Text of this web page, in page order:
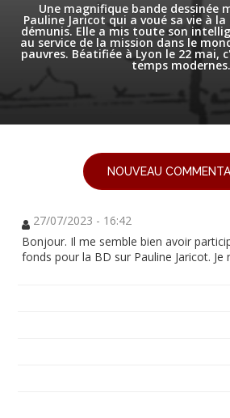
Une magnifique bande dessinée
Pauline Jaricot qui a voué sa vie à
démunis. Elle a mis toute son
au service de la mission dans le
pauvres. Béatifiée à Lyon le 22 mai,
temps modernes.
NOUVEAU
27/07/2023 - 16:42
Bonjour. Il me semble bien avoir
fonds pour la BD sur Pauline Jaricot. Je